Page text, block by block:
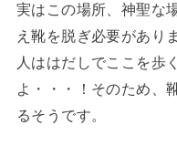
実はこの場所、神聖な
え靴を脱ぎ必要があり
人ははだしでここを歩
よ・・・！そのため、
るそうです。